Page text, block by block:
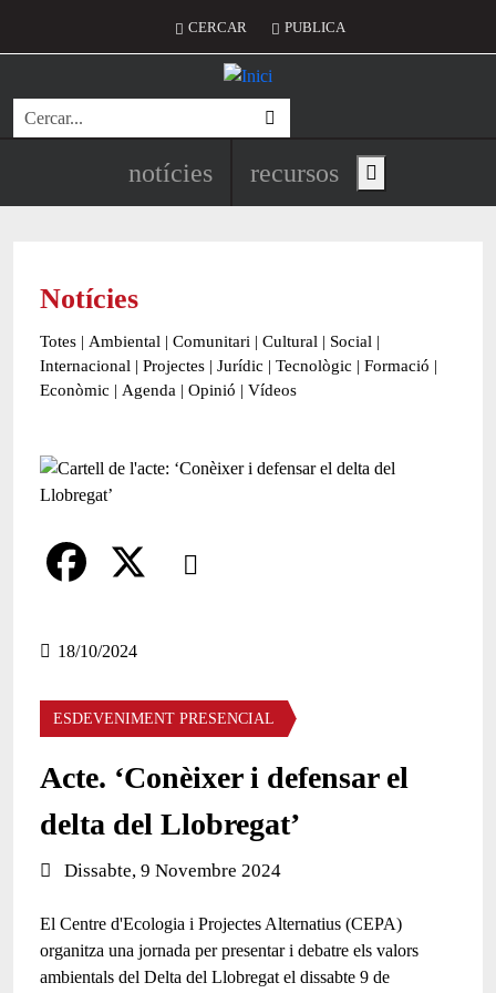
Menú del compte d'usuari
CERCAR PUBLICA
Cerca
Navegació principal de
notícies recursos Show main menu
Notícies
Totes | Ambiental | Comunitari | Cultural | Social |
Internacional | Projectes | Jurídic | Tecnològic | Formació |
Econòmic | Agenda | Opinió | Vídeos
Comparteix
a
b
18/10/2024
ESDEVENIMENT PRESENCIAL
Acte. ‘Conèixer i defensar el
delta del Llobregat’
Data de l'esdeveniment:
Dissabte, 9 Novembre 2024
El Centre d'Ecologia i Projectes Alternatius (CEPA)
organitza una jornada per presentar i debatre els valors
ambientals del Delta del Llobregat el dissabte 9 de